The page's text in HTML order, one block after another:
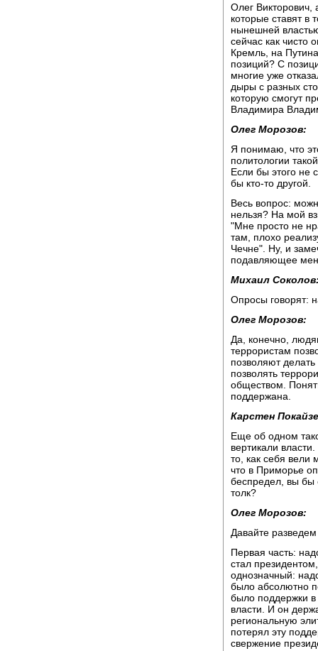
Олег
которые ставят в
нынешней
сейчас как чисто
Кремль, на
позиций? С
многие уже
дыры с разных
которую смогут
Владимира
Олег Морозов:
Я понимаю, что
политологии
Если бы этого не
бы кто-то другой.
Весь вопрос:
нельзя? На мой
"Мне просто не
там, плохо
Чечне". Ну, и
подавляющее
Михаил
Опросы говорят:
Олег Морозов:
Да, конечно,
террористам
позволяют
позволять
обществом.
поддержана.
Карстен
Еще об одном
вертикали
то, как себя вели
что в Приморье
беспредел, вы бы
толк?
Олег Морозов:
Давайте
Первая часть:
стал
однозначный:
было абсолютно
было поддержки
власти. И он
региональную
потерял эту
свержение